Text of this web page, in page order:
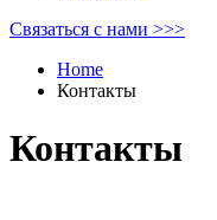
Связаться с нами >>>
Home
Контакты
Контакты